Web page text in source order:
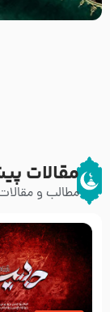
مقالات
مطالب و